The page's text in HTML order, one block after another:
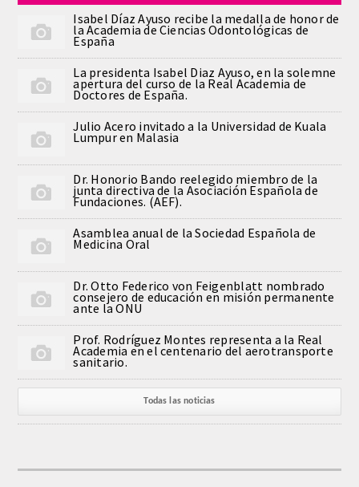
ACTIVIDADES
Actividades realizadas
PUBLICACIONES
DICCIONARIO ODONTOLÓGICO
APERTURA DE CURSO
MONOGRAFÍAS
NEWSLETTER EXTRAORDINARIA
CONVENIOS
PRENSA
Isabel Díaz Ayuso recibe la medalla de honor de
la Academia de Ciencias Odontológicas de
España
La presidenta Isabel Diaz Ayuso, en la solemne
apertura del curso de la Real Academia de
Doctores de España.
Julio Acero invitado a la Universidad de Kuala
Lumpur en Malasia
Dr. Honorio Bando reelegido miembro de la
junta directiva de la Asociación Española de
Fundaciones. (AEF).
Asamblea anual de la Sociedad Española de
Medicina Oral
Dr. Otto Federico von Feigenblatt nombrado
consejero de educación en misión permanente
ante la ONU
Prof. Rodríguez Montes representa a la Real
Academia en el centenario del aerotransporte
sanitario.
Todas las noticias